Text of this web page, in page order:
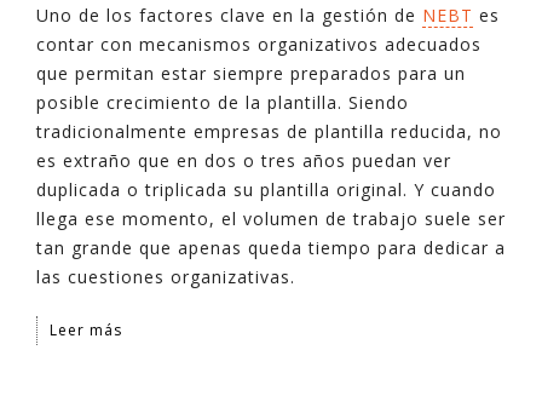
Uno de los factores clave en la gestión de NEBT es
contar con mecanismos organizativos adecuados
que permitan estar siempre preparados para un
posible crecimiento de la plantilla. Siendo
tradicionalmente empresas de plantilla reducida, no
es extraño que en dos o tres años puedan ver
duplicada o triplicada su plantilla original. Y cuando
llega ese momento, el volumen de trabajo suele ser
tan grande que apenas queda tiempo para dedicar a
las cuestiones organizativas.
Leer más